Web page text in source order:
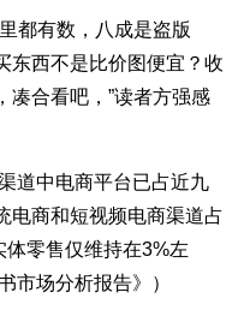
有数，八成是盗版
东西不是比价图便宜？收
凑合看吧，”读者方强感
中电商平台已占近九
电商和短视频电商渠道占
体零售仅维持在3%左
市场分析报告》）